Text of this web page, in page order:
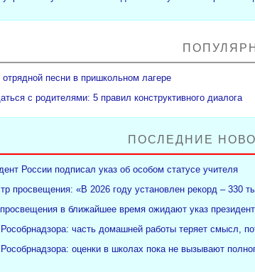
отрядной песни в пришкольном лагере
с родителями: 5 правил конструктивного диалога
ПОСЛЕДНИЕ
России подписал указ об особом статусе учителя
просвещения: «В 2026 году установлен рекорд – 330
в ближайшее время ожидают указ
часть домашней работы теряет смысл,
оценки в школах пока не вызывают